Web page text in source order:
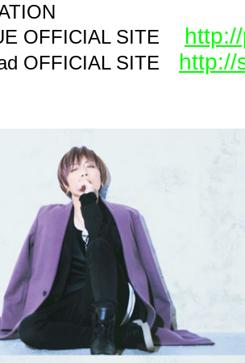
OFFICIAL SITE
OFFICIAL SITE http://